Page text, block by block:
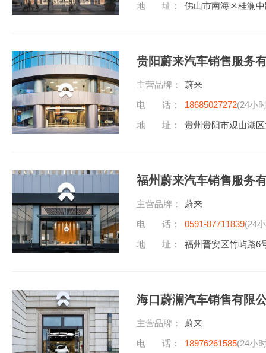
地 址：
佛山市南海区桂澜
贵阳蔚来汽车销售服务
主营品牌：
蔚来
电 话：
18685027272(24小
地 址：
贵州贵阳市观山湖
福州蔚来汽车销售服务
主营品牌：
蔚来
电 话：
0591-87711839(24
地 址：
福州晋安区竹屿路6
海口蔚澜汽车销售有限
主营品牌：
蔚来
电 话：
18976261585(24小